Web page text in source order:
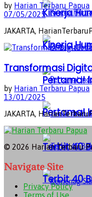
Kinerja
Pertama!
Terbit 40
Kinerja
Pertama!
Terbit 40
by Harian Terbaru Papua
07/05/2025
JAKARTA,
Transformasi
by Harian Terbaru Papua
13/01/2025
JAKARTA,
© 2026 Harian Terbaru
Navigate Site
Privacy Policy
Terms of Use